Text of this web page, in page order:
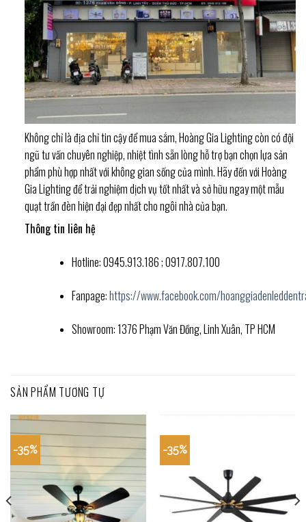
Không chỉ là địa chỉ tin cậy để mua sắm, Hoàng Gia Lighting còn có đội
ngũ tư vấn chuyên nghiệp, nhiệt tình sẵn lòng hỗ trợ bạn chọn lựa sản
phẩm phù hợp nhất với không gian sống của mình. Hãy đến với Hoàng
Gia Lighting để trải nghiệm dịch vụ tốt nhất và sở hữu ngay một mẫu
quạt trần đèn hiện đại đẹp nhất cho ngôi nhà của bạn.
Thông tin liên hệ
Hotline: 0945.913.186 ; 0917.807.100
Fanpage:https://www.facebook.com/
Showroom: 1376 Phạm Văn Đồng, Linh Xuân, TP HCM
SẢN PHẨM TƯƠNG TỰ
-35% -35%